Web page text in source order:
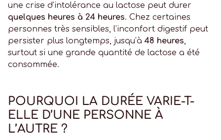
une crise d’intolérance au lactose peut durer
quelques heures à 24 heures. Chez certaines
personnes très sensibles, l’inconfort digestif peut
persister plus longtemps, jusqu’à 48 heures,
surtout si une grande quantité de lactose a été
consommée.
POURQUOI LA DURÉE VARIE-T-
ELLE D’UNE PERSONNE À
L’AUTRE ?